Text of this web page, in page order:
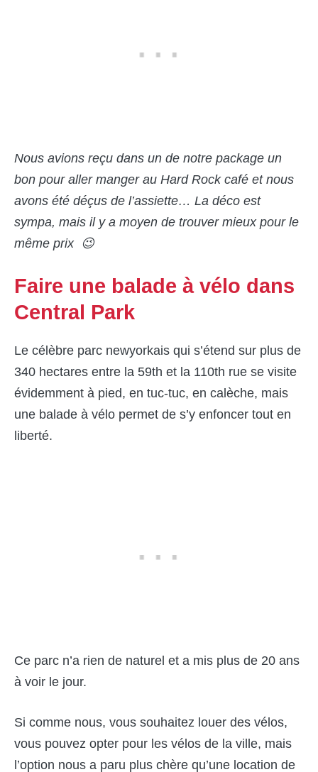
Nous avions reçu dans un de notre package un
bon pour aller manger au Hard Rock café et nous
avons été déçus de l’assiette… La déco est
sympa, mais il y a moyen de trouver mieux pour le
même prix 😉
Faire une balade à vélo dans
Central Park
Le célèbre parc newyorkais qui s’étend sur plus de
340 hectares entre la 59th et la 110th rue se visite
évidemment à pied, en tuc-tuc, en calèche, mais
une balade à vélo permet de s’y enfoncer tout en
liberté.
Ce parc n’a rien de naturel et a mis plus de 20 ans
à voir le jour.
Si comme nous, vous souhaitez louer des vélos,
vous pouvez opter pour les vélos de la ville, mais
l’option nous a paru plus chère qu’une location de